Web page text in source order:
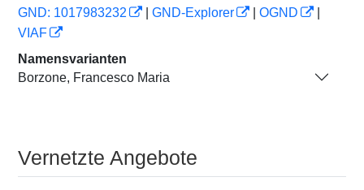
GND: 1017983232
GND-Explorer OGND
VIAF
Namensvarianten
Borzone, Francesco Maria
Vernetzte Angebote